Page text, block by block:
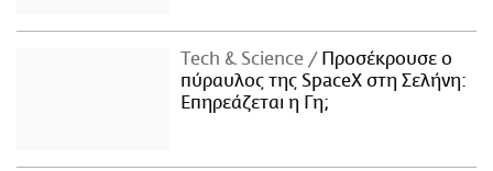
Τech & Science
Προσέκρουσε ο
πύραυλος της SpaceX στη Σελήνη:
Επηρεάζεται η Γη;